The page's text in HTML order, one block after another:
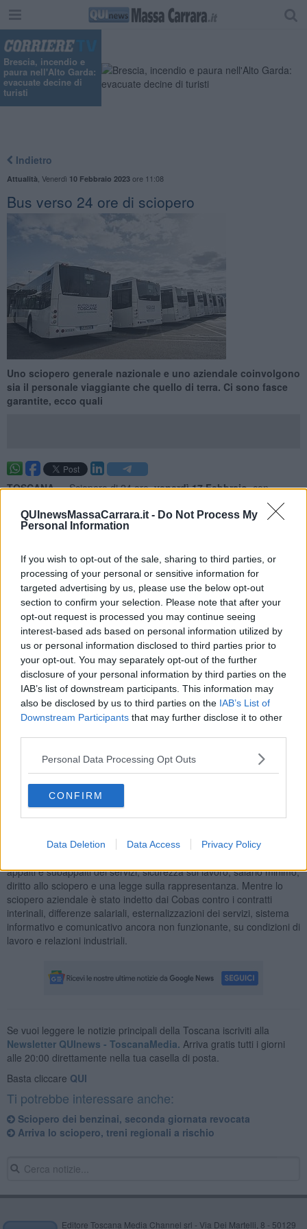
QUInewsMassaCarrara.it - Do Not Process My
Personal Information
If you wish to opt-out of the sale, sharing to third parties, or
processing of your personal or sensitive information for
targeted advertising by us, please use the below opt-out
section to confirm your selection. Please note that after your
opt-out request is processed you may continue seeing
interest-based ads based on personal information utilized by
us or personal information disclosed to third parties prior to
your opt-out. You may separately opt-out of the further
disclosure of your personal information by third parties on the
IAB’s list of downstream participants. This information may
also be disclosed by us to third parties on the IAB’s List of
Downstream Participants that may further disclose it to other
Personal Data Processing Opt Outs
CONFIRM
Data Deletion Data Access Privacy Policy
Brescia, incendio e
paura nell'Alto Garda:
evacuate decine di
turisti
Indietro
Attualità Venerdì 10 Febbraio 2023ore 11:08
Bus verso 24 ore di sciopero
Uno sciopero generale nazionale e uno aziendale coinvolgono
sia il personale viaggiante che quello di terra. Ci sono fasce
garantite, ecco quali
TOSCANA —Sciopero di 24 ore,venerdì 17 Febbraio, con
gomma e quindi sui bus. A mettere in guardia su possibili ritardi o
cancellazioni delle corse è Autolinee Toscane che gestisce il
Sono due in realtà gli scioperi che si sovrapporranno venerdì 17: lo
sciopero generale nazionale di 24 ore indetto dal sindacato Usb
Lavoro Privato, che coinvolge anche il settore Tpl, e unoaziendale
indetto dal sindacato Cobas.
Questi scioperi coinvolgeranno sia il personale viaggiante che gli
impiegati, compresi quelli delle biglietterie. Durante la giornata di
sciopero, per tutta la Toscana sono previste duefasce orarie di
garanziadel personale viaggiante. Per operai ed impiegati lo
sciopero è previsto per l’intero turno di lavoro: il servizio sarà
garantitotra le 4,14 e le 8,15 e tra le 12,29 e le 14,30.
La regolarità del servizio dei bus fuori dalle fasce di garanzia e la
presenza di personale alle biglietterie dipenderanno dalle adesioni
allo sciopero. La percentuale di adesione all’ultimo sciopero di
Cobas, Usb e Cub Trasporti del 2 Dicembre 2021, rammenta At, fu
22,17%.
nazionale è stato indetto da Usb Lavoro Privato per chiedere la
appalti e subappalti dei servizi, sicurezza sul lavoro, salario minimo,
diritto allo sciopero e una legge sulla rappresentanza. Mentre lo
sciopero aziendale è stato indetto dai Cobas contro i contratti
interinali, differenze salariali, esternalizzazioni dei servizi, sistema
informativo e comunicativo ancora non funzionante, su condizioni di
lavoro e relazioni industriali.
Se vuoi leggere le notizie principali della Toscana iscriviti alla
Newsletter QUInews - ToscanaMedia. Arriva gratis tutti i giorni
alle 20:00 direttamente nella tua casella di posta.
Basta cliccare QUI
Ti potrebbe interessare anche:
Sciopero dei benzinai, seconda giornata revocata
Arriva lo sciopero, treni regionali a rischio
Editore Toscana Media Channel srl - Via Dei Martelli, 8 - 50129